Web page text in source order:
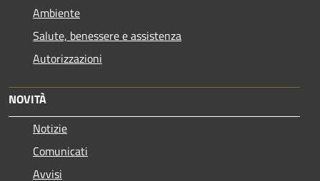
Ambiente
Salute, benessere e assistenza
Autorizzazioni
NOVITÀ
Notizie
Comunicati
Avvisi